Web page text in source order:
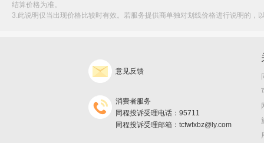
结算价格为准。
3.此说明仅当出现价格比较时有效。若服务提供商单独对划线价格进行说明的
意见反馈
消费者服务
同程投诉受理电话：95711
同程投诉受理邮箱：tcfwfxbz@ly.com